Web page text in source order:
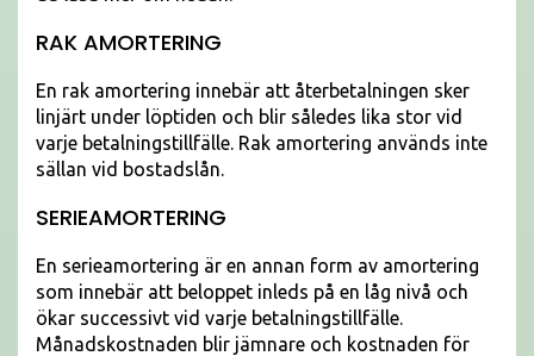
RAK AMORTERING
En rak amortering innebär att återbetalningen sker
linjärt under löptiden och blir således lika stor vid
varje betalningstillfälle. Rak amortering används inte
sällan vid bostadslån.
SERIEAMORTERING
En serieamortering är en annan form av amortering
som innebär att beloppet inleds på en låg nivå och
ökar successivt vid varje betalningstillfälle.
Månadskostnaden blir jämnare och kostnaden för